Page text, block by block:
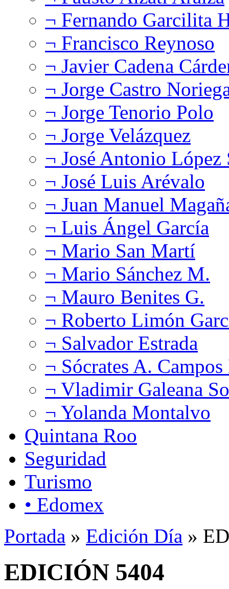
¬ Fernando Garcilita
¬ Francisco Reynoso
¬ Javier Cadena
¬ Jorge Castro
¬ Jorge Tenorio Polo
¬ Jorge Velázquez
¬ José Antonio López
¬ José Luis Arévalo
¬ Juan Manuel
¬ Luis Ángel García
¬ Mario San Martí
¬ Mario Sánchez M.
¬ Mauro Benites G.
¬ Roberto Limón
¬ Salvador Estrada
¬ Sócrates A.
¬ Vladimir Galeana
¬ Yolanda Montalvo
Quintana Roo
Seguridad
Turismo
• Edomex
Portada » Edición Día »
EDICIÓN 5404